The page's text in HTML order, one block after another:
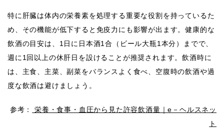
特に肝臓は体内の栄養素を処理する重要な役割を持っているた
め、その機能が低下すると免疫力にも影響が出ます。健康的な
飲酒の目安は、1日に日本酒1合（ビール大瓶1本分）までで、
週に1回以上の休肝日を設けることが推奨されます。飲酒時に
は、主食、主菜、副菜をバランスよく食べ、空腹時の飲酒や過
度な飲酒は避けましょう。
参考：
栄養・食事・血圧から見た許容飲酒量｜e－ヘルスネッ
ト